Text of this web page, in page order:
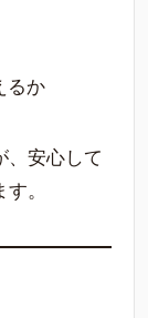
るか
、安心して
。